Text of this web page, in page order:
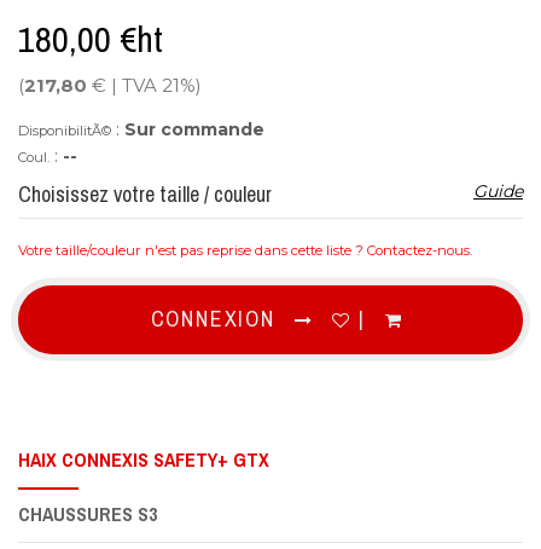
180,00 €ht
(217,80 € | TVA 21%)
DisponibilitÃ© : Sur commande
Coul. : --
Choisissez votre taille / couleur Guide
Votre taille/couleur n'est pas reprise dans cette liste ? Contactez-nous
CONNEXION |
HAIX CONNEXIS SAFETY+ GTX
CHAUSSURES S3